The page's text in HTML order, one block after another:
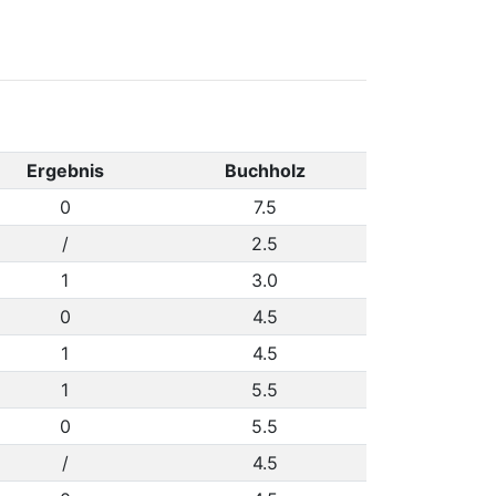
Ergebnis
Buchholz
0
7.5
/
2.5
1
3.0
0
4.5
1
4.5
1
5.5
0
5.5
/
4.5